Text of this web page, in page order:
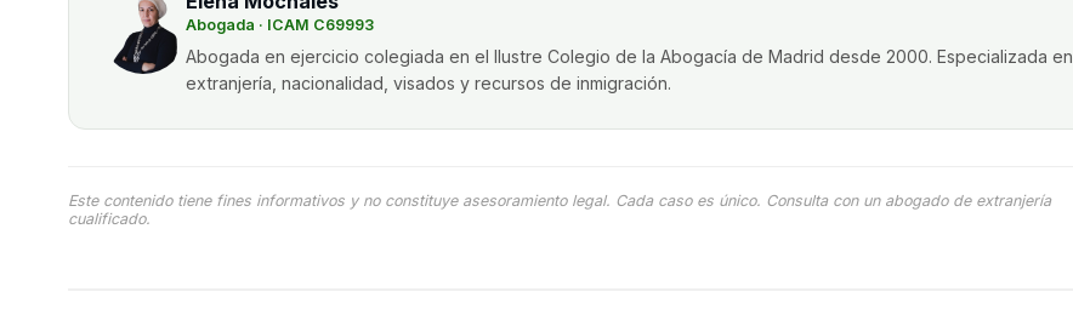
Abogada · ICAM C69993
Abogada en ejercicio colegiada en el Ilustre Colegio de la Abogacía de Madrid desde 2000. Especializada en
extranjería, nacionalidad, visados y recursos de inmigración.
Este contenido tiene fines informativos y no constituye asesoramiento legal. Cada caso es único. Consulta con un abogado de extranjería
cualificado.